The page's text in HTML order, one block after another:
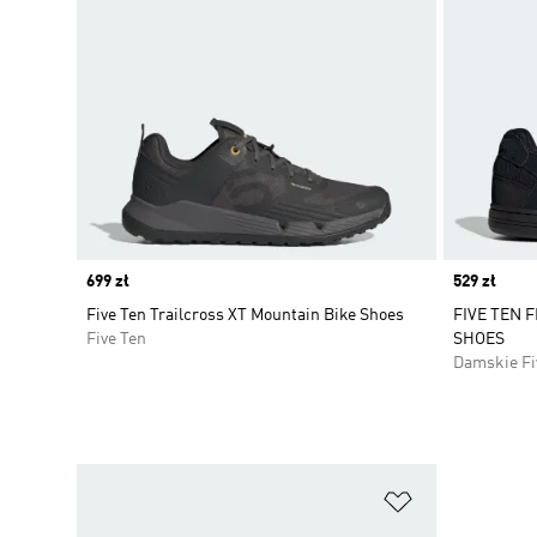
Price
699 zł
Five Ten Trailcross XT Mountain Bike Shoes
Five Ten
Price
529 zł
FIVE TEN
SHOES
Damskie